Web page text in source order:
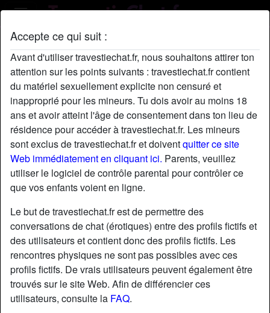
Accepte ce qui suit :
Avant d'utiliser travestiechat.fr, nous souhaitons attirer ton
attention sur les points suivants : travestiechat.fr contient
du matériel sexuellement explicite non censuré et
inapproprié pour les mineurs. Tu dois avoir au moins 18
ans et avoir atteint l'âge de consentement dans ton lieu de
résidence pour accéder à travestiechat.fr. Les mineurs
sont exclus de travestiechat.fr et doiventquitter ce site
Web immédiatement en cliquant ici. Parents, veuillez
utiliser le logiciel de contrôle parental pour contrôler ce
que vos enfants voient en ligne.
Le but de travestiechat.fr est de permettre des
conversations de chat (érotiques) entre des profils fictifs et
des utilisateurs et contient donc des profils fictifs. Les
rencontres physiques ne sont pas possibles avec ces
profils fictifs. De vrais utilisateurs peuvent également être
trouvés sur le site Web. Afin de différencier ces
utilisateurs, consulte la FAQ.
radio_button_checked radio_button_checked
radio_button_checked radio_button_checked
radio_button_checked